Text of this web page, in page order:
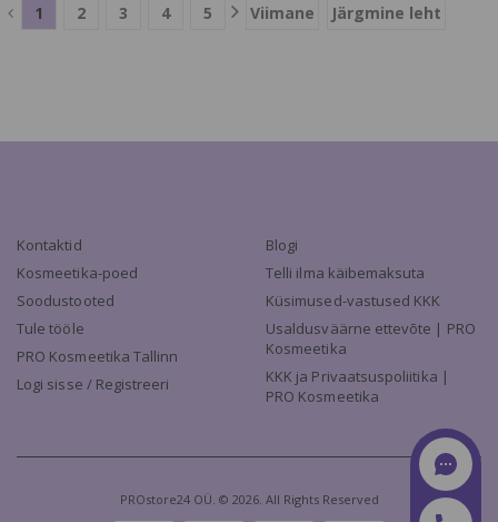
1 2 3 4 5 Viimane Järgmine leht
Kontaktid
Kosmeetika-poed
Soodustooted
Tule tööle
PRO Kosmeetika Tallinn
Logi sisse / Registreeri
Blogi
Telli ilma käibemaksuta
Küsimused-vastused KKK
Usaldusväärne ettevõte | PRO
Kosmeetika
KKK ja Privaatsuspoliitika |
PRO Kosmeetika
PROstore24 OÜ. © 2026. All Rights Reserved